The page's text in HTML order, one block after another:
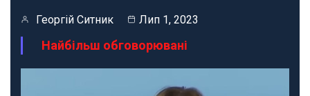
Георгій Ситник Лип 1, 2023
Найбільш обговорювані